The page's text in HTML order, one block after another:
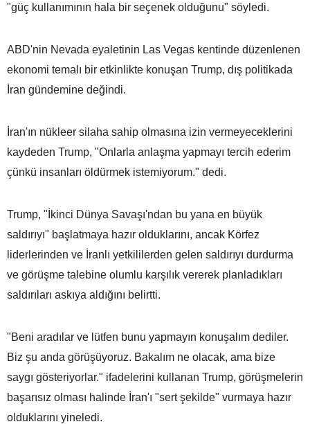
"güç kullanımının hala bir seçenek olduğunu" söyledi.
ABD'nin Nevada eyaletinin Las Vegas kentinde düzenlenen
ekonomi temalı bir etkinlikte konuşan Trump, dış politikada
İran gündemine değindi.
İran'ın nükleer silaha sahip olmasına izin vermeyeceklerini
kaydeden Trump, "Onlarla anlaşma yapmayı tercih ederim
çünkü insanları öldürmek istemiyorum." dedi.
Trump, "İkinci Dünya Savaşı'ndan bu yana en büyük
saldırıyı" başlatmaya hazır olduklarını, ancak Körfez
liderlerinden ve İranlı yetkililerden gelen saldırıyı durdurma
ve görüşme talebine olumlu karşılık vererek planladıkları
saldırıları askıya aldığını belirtti.
"Beni aradılar ve lütfen bunu yapmayın konuşalım dediler.
Biz şu anda görüşüyoruz. Bakalım ne olacak, ama bize
saygı gösteriyorlar." ifadelerini kullanan Trump, görüşmelerin
başarısız olması halinde İran'ı "sert şekilde" vurmaya hazır
olduklarını yineledi.